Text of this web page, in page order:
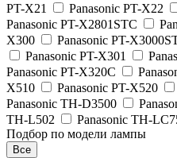
PT-X21
Panasonic PT-X22
Panasonic PT-X2801STC
X300
Panasonic PT-
Panasonic PT-X301
Panasonic PT-X320C
X510
Panasonic PT-X520
Panasonic TH-D3500
TH-L502
Panasonic TH-
Подбор по модели лампы
Все